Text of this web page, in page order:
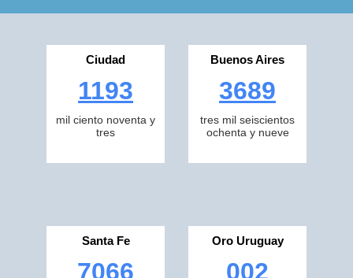
Ciudad
1193
mil ciento noventa y
tres
Buenos Aires
3689
tres mil seiscientos
ochenta y nueve
Santa Fe
7066
Oro Uruguay
002